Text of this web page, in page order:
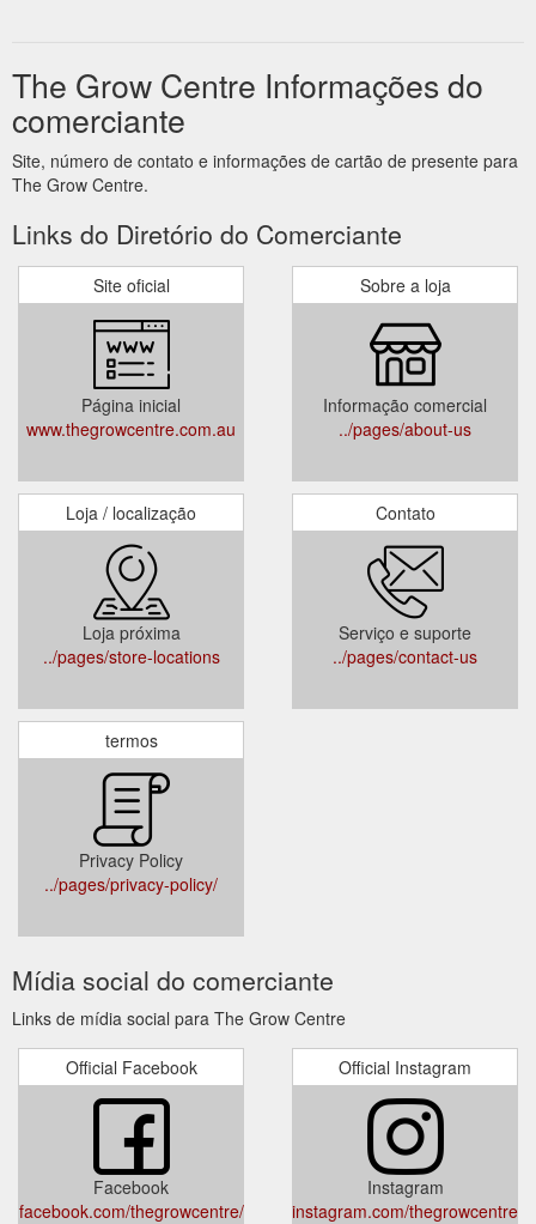
The Grow Centre Informações do
comerciante
Site, número de contato e informações de cartão de presente para
The Grow Centre.
Links do Diretório do Comerciante
Site oficial
Página inicial
www.thegrowcentre.com.au
Sobre a loja
Informação comercial
../pages/about-us
Loja / localização
Loja próxima
../pages/store-locations
Contato
Serviço e suporte
../pages/contact-us
termos
Privacy Policy
../pages/privacy-policy/
Mídia social do comerciante
Links de mídia social para The Grow Centre
Official Facebook
Facebook
facebook.com/thegrowcentre/
Official Instagram
Instagram
instagram.com/thegrowcentre/